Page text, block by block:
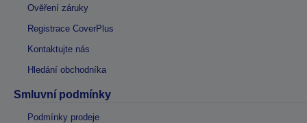
Ověření záruky
Registrace CoverPlus
Kontaktujte nás
Hledání obchodníka
Smluvní podmínky
Podmínky prodeje